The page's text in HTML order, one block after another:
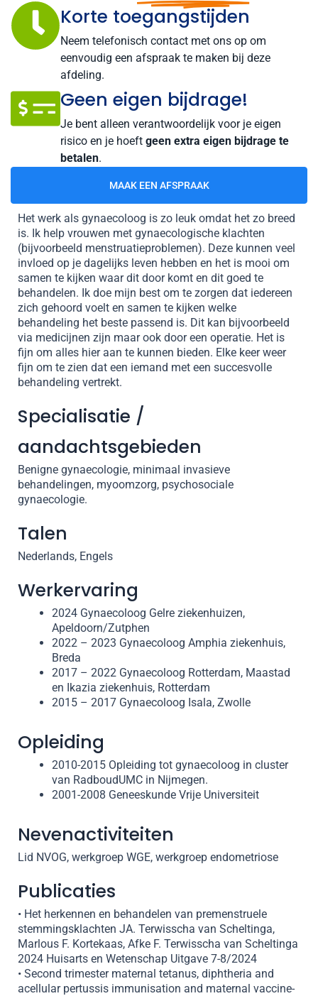
Korte toegangstijden
Neem telefonisch contact met ons op om
eenvoudig een afspraak te maken bij deze
afdeling.
Geen eigen bijdrage!
Je bent alleen verantwoordelijk voor je eigen
risico en je hoeft geen extra eigen bijdrage te
betalen.
MAAK EEN AFSPRAAK
Het werk als gynaecoloog is zo leuk omdat het zo breed
is. Ik help vrouwen met gynaecologische klachten
(bijvoorbeeld menstruatieproblemen). Deze kunnen veel
invloed op je dagelijks leven hebben en het is mooi om
samen te kijken waar dit door komt en dit goed te
behandelen. Ik doe mijn best om te zorgen dat iedereen
zich gehoord voelt en samen te kijken welke
behandeling het beste passend is. Dit kan bijvoorbeeld
via medicijnen zijn maar ook door een operatie. Het is
fijn om alles hier aan te kunnen bieden. Elke keer weer
fijn om te zien dat een iemand met een succesvolle
behandeling vertrekt.
Specialisatie /
aandachtsgebieden
Benigne gynaecologie, minimaal invasieve
behandelingen, myoomzorg, psychosociale
gynaecologie.
Talen
Nederlands, Engels
Werkervaring
2024 Gynaecoloog Gelre ziekenhuizen,
Apeldoorn/Zutphen
2022 – 2023 Gynaecoloog Amphia ziekenhuis,
Breda
2017 – 2022 Gynaecoloog Rotterdam, Maastad
en Ikazia ziekenhuis, Rotterdam
2015 – 2017 Gynaecoloog Isala, Zwolle
Opleiding
2010-2015 Opleiding tot gynaecoloog in cluster
van RadboudUMC in Nijmegen.
2001-2008 Geneeskunde Vrije Universiteit
Nevenactiviteiten
Lid NVOG, werkgroep WGE, werkgroep endometriose
Publicaties
• Het herkennen en behandelen van premenstruele
stemmingsklachten JA. Terwisscha van Scheltinga,
Marlous F. Kortekaas, Afke F. Terwisscha van Scheltinga
2024 Huisarts en Wetenschap Uitgave 7-8/2024
• Second trimester maternal tetanus, diphtheria and
acellular pertussis immunisation and maternal vaccine-